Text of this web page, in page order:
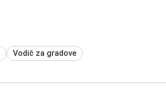
Vodič za gradove